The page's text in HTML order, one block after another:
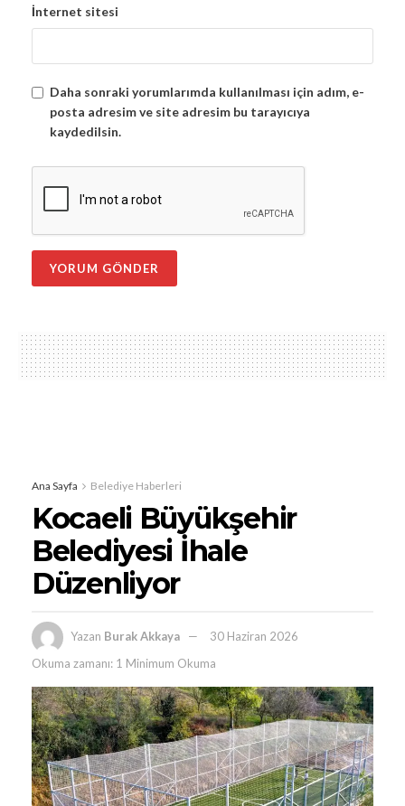
İnternet sitesi
Daha sonraki yorumlarımda kullanılması için adım, e-
posta adresim ve site adresim bu tarayıcıya
kaydedilsin.
Ana Sayfa Belediye Haberleri
Kocaeli Büyükşehir
Belediyesi İhale
Düzenliyor
Yazan Burak Akkaya
30 Haziran 2026
Okuma zamanı: 1 Minimum Okuma